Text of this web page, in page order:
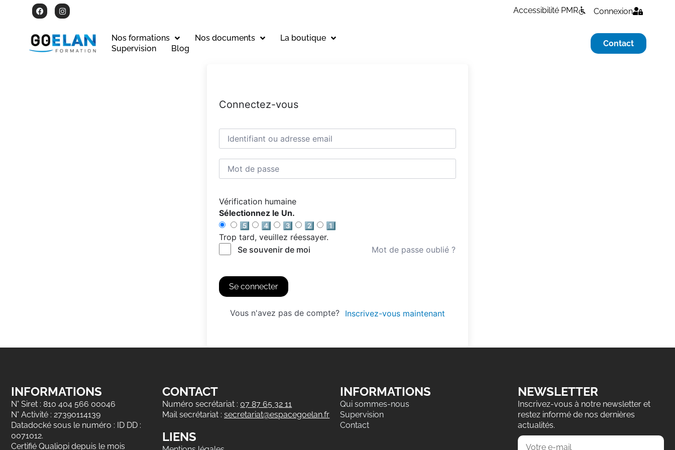
Accessibilité PMR Connexion
Nos formations Nos documents
La boutique
Supervision
Blog
Contact
Connectez-vous
Vérification humaine
Sélectionnez le Un.
5️⃣
4️⃣ 3️⃣ 2️⃣
1️⃣
Trop tard, veuillez réessayer.
Se souvenir de moi
Mot de passe oublié ?
Se connecter
Vous n'avez pas de compte? Inscrivez-vous maintenant
INFORMATIONS
N° Siret : 810 404 566 00046
N° Activité : 27390114139
Datadocké sous le numéro : ID DD :
0071012.
Certifié Qualiopi depuis le mois
CONTACT
Numéro secrétariat : 07 87 65 32 11
Mail secrétariat :secretariat@espacegoelan.fr
LIENS
INFORMATIONS
Qui sommes-nous
Supervision
Contact
NEWSLETTER
Inscrivez-vous à notre newsletter et
restez informé de nos dernières
actualités.